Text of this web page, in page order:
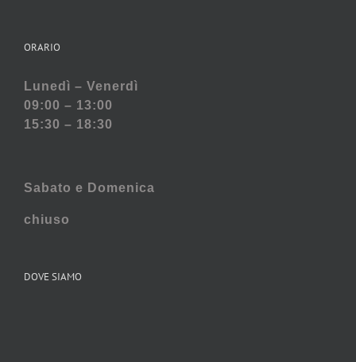
ORARIO
Lunedì – Venerdì
09:00 – 13:00
15:30 – 18:30
Sabato e Domenica
chiuso
DOVE SIAMO